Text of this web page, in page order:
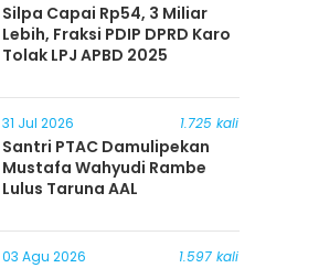
Silpa Capai Rp54, 3 Miliar
Lebih, Fraksi PDIP DPRD Karo
Tolak LPJ APBD 2025
31 Jul 2026 1.725 kali
Santri PTAC Damulipekan
Mustafa Wahyudi Rambe
Lulus Taruna AAL
03 Agu 2026 1.597 kali